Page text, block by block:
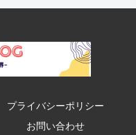
プライバシーポリシー
お問い合わせ